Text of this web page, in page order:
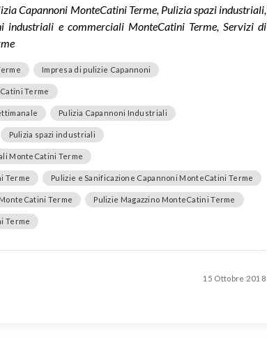
Capannoni MonteCatini Terme, Pulizia spazi industriali,
industriali e commerciali MonteCatini Terme, Servizi di
Impresa di pulizie Capannoni
Terme
Pulizia Capannoni Industriali
Pulizia spazi industriali
MonteCatini Terme
Terme Pulizie e Sanificazione Capannoni MonteCatini Terme
Terme Pulizie Magazzino MonteCatini Terme
Terme
15 Ottobre 2018